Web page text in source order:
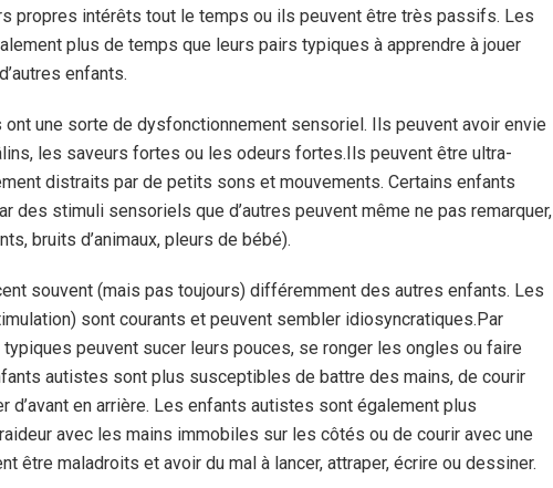
propres intérêts tout le temps ou ils peuvent être très passifs. Les
plus de temps que leurs pairs typiques à apprendre à jouer
enfants.
une sorte de dysfonctionnement sensoriel. Ils peuvent avoir envie
les saveurs fortes ou les odeurs fortes. Ils peuvent être ultra-
distraits par de petits sons et mouvements. Certains enfants
des stimuli sensoriels que d’autres peuvent même ne pas remarquer,
bruits d’animaux, pleurs de bébé).
souvent (mais pas toujours) différemment des autres enfants. Les
sont courants et peuvent sembler idiosyncratiques. Par
peuvent sucer leurs pouces, se ronger les ongles ou faire
autistes sont plus susceptibles de battre des mains, de courir
d’avant en arrière. Les enfants autistes sont également plus
avec les mains immobiles sur les côtés ou de courir avec une
être maladroits et avoir du mal à lancer, attraper, écrire ou dessiner.